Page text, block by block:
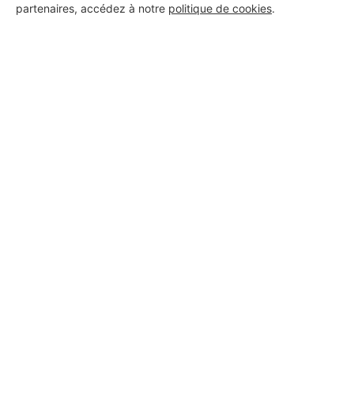
partenaires, accédez à notre politique de cookies.